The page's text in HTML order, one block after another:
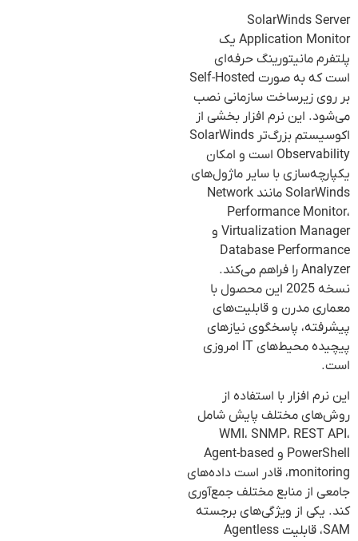
SolarWinds Server
Application Monitor یک
پلتفرم مانیتورینگ حرفه‌ای
است که به صورت Self-Hosted
بر روی زیرساخت سازمانی نصب
می‌شود. این نرم افزار بخشی از
اکوسیستم بزرگ‌تر SolarWinds
Observability است و امکان
یکپارچه‌سازی با سایر ماژول‌های
SolarWinds مانند Network
Performance Monitor،
Virtualization Manager و
Database Performance
Analyzer را فراهم می‌کند.
نسخه 2025 این محصول با
معماری مدرن و قابلیت‌های
پیشرفته، پاسخگوی نیازهای
پیچیده محیط‌های IT امروزی
است.
این نرم افزار با استفاده از
روش‌های مختلف پایش شامل
WMI، SNMP، REST API،
PowerShell و Agent-based
monitoring، قادر است داده‌های
جامعی از منابع مختلف جمع‌آوری
کند. یکی از ویژگی‌های برجسته
SAM، قابلیت Agentless